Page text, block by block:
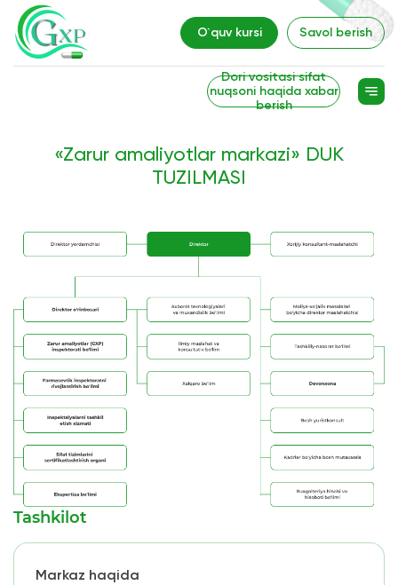
O`quv kursi Savol berish
Dori vositasi sifat
nuqsoni haqida xabar
berish
«Zarur amaliyotlar markazi» DUK
TUZILMASI
Tashkilot
Markaz haqida